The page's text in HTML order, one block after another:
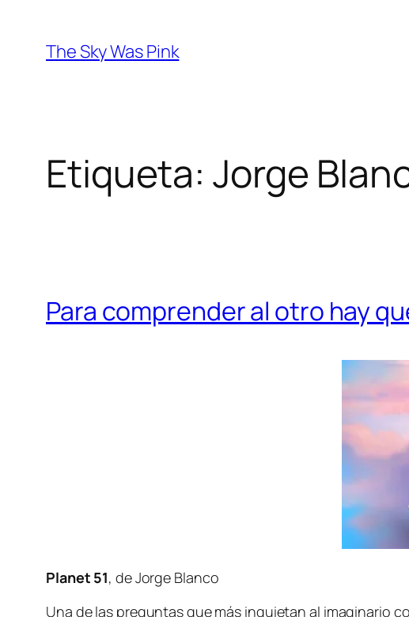
contenido
The Sky Was Pink
Etiqueta: Jorge
Para comprender al otro hay
Planet 51, de Jorge Blanco
Una de las pre­gun­tas que más in­quie­tan al ima­gi­na­rio